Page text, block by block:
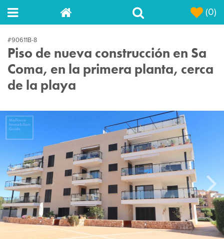
(0)
#90611B-8
Piso de nueva construcción en Sa
Coma, en la primera planta, cerca
de la playa
Next